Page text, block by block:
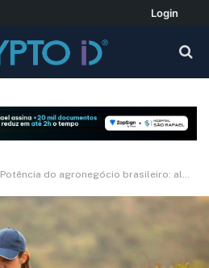
Login
Potência do agronegócio brasileiro: alvo preferencial de crimes digitais em 2024